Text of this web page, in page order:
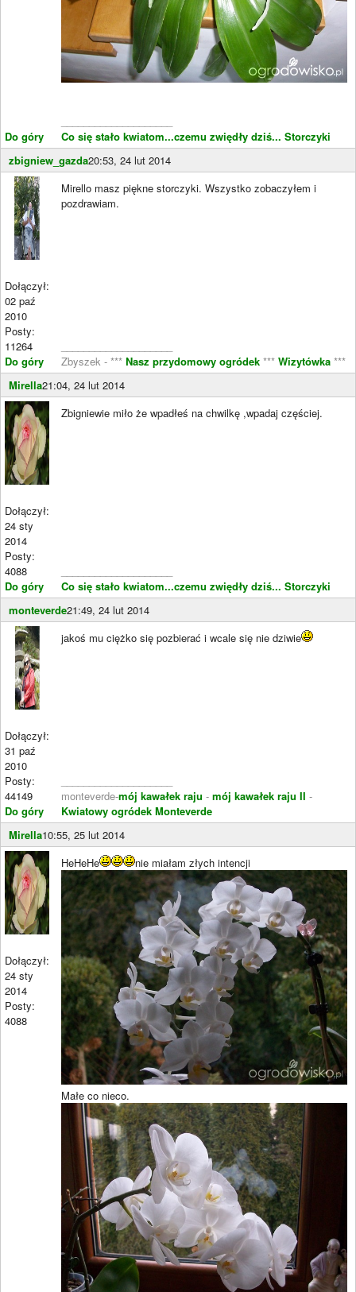
Do góry
Co się stało kwiatom...czemu zwiędły dziś... Storczyki
zbigniew_gazda20:53, 24 lut 2014
Dołączył:
02 paź
2010
Posty:
11264
Do góry
Mirello masz piękne storczyki. Wszystko zobaczyłem i
pozdrawiam.
Zbyszek - *** Nasz przydomowy ogródek *** Wizytówka ***
Mirella21:04, 24 lut 2014
Dołączył:
24 sty
2014
Posty:
4088
Do góry
Zbigniewie miło że wpadłeś na chwilkę ,wpadaj częściej.
Co się stało kwiatom...czemu zwiędły dziś... Storczyki
monteverde21:49, 24 lut 2014
Dołączył:
31 paź
2010
Posty:
44149
Do góry
jakoś mu ciężko się pozbierać i wcale się nie dziwie
monteverde-mój kawałek raju - mój kawałek raju II -
Kwiatowy ogródek Monteverde
Mirella10:55, 25 lut 2014
Dołączył:
24 sty
2014
Posty:
4088
HeHeHe nie miałam złych intencji
Małe co nieco.